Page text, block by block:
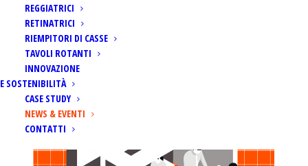
REGGIATRICI
RETINATRICI
RIEMPITORI DI CASSE
TAVOLI ROTANTI
INNOVAZIONE
E SOSTENIBILITÀ
CASE STUDY
NEWS & EVENTI
CONTATTI